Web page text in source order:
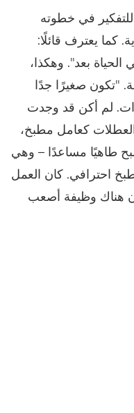
في خطوته
كما يعترف قائلًا:
بعد". وهكذا،
"تكون صغيرًا جدًا
لم أكن قد وجدت
كعامل مطبخ،
طاهيًا مساعدًا – وهي
احترافي. كان العمل
هناك وظيفة أصعب